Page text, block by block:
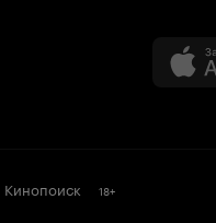
Кинопоиск 18+